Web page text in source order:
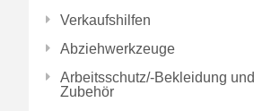
Verkaufshilfen
Abziehwerkzeuge
Arbeitsschutz/-Bekleidung und
Zubehör